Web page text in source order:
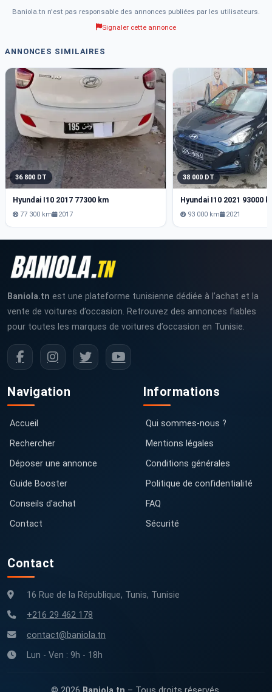
Baniola.tn n'est pas responsable des annonces publiées par les utilisateurs.
Signaler cette annonce
ANNONCES SIMILAIRES
36 800 DT
Hyundai I10 2017 77300 km
77 300 km 2017
38 000 DT
Hyundai I10 2021 93000
93 000 km 2021
Baniola.tn est une plateforme tunisienne dédiée à l’achat et la
vente de voitures d’occasion. Retrouvez des annonces fiables
pour toutes les marques de voitures d’occasion en Tunisie.
Navigation
Accueil
Rechercher
Déposer une annonce
Guide Booster
Conseils d'achat
Contact
Informations
Qui sommes-nous ?
Mentions légales
Conditions générales
Politique de confidentialité
FAQ
Sécurité
Contact
16 Rue de la République, Tunis, Tunisie
+216 29 462 178
contact@baniola.tn
Lun - Ven : 9h - 18h